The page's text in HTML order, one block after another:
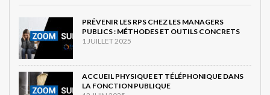
PRÉVENIR LES RPS CHEZ LES MANAGERS
PUBLICS : MÉTHODES ET OUTILS CONCRETS
1 JUILLET 2025
ACCUEIL PHYSIQUE ET TÉLÉPHONIQUE DANS
LA FONCTION PUBLIQUE